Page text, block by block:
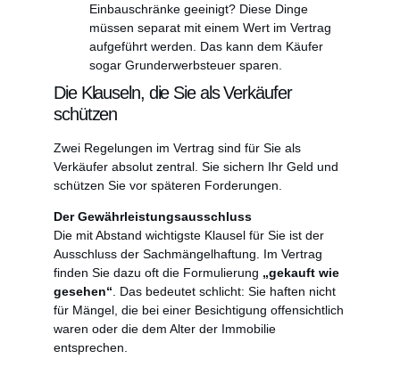
Einbauschränke geeinigt? Diese Dinge
müssen separat mit einem Wert im Vertrag
aufgeführt werden. Das kann dem Käufer
sogar Grunderwerbsteuer sparen.
Die Klauseln, die Sie als Verkäufer
schützen
Zwei Regelungen im Vertrag sind für Sie als
Verkäufer absolut zentral. Sie sichern Ihr Geld und
schützen Sie vor späteren Forderungen.
Der Gewährleistungsausschluss
Die mit Abstand wichtigste Klausel für Sie ist der
Ausschluss der Sachmängelhaftung. Im Vertrag
finden Sie dazu oft die Formulierung „gekauft wie
gesehen“. Das bedeutet schlicht: Sie haften nicht
für Mängel, die bei einer Besichtigung offensichtlich
waren oder die dem Alter der Immobilie
entsprechen.